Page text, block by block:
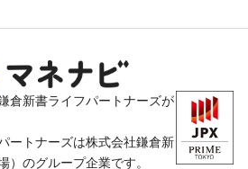
倉新書ライフパートナーズが
ートナーズは株式会社鎌倉新
）のグループ企業です。